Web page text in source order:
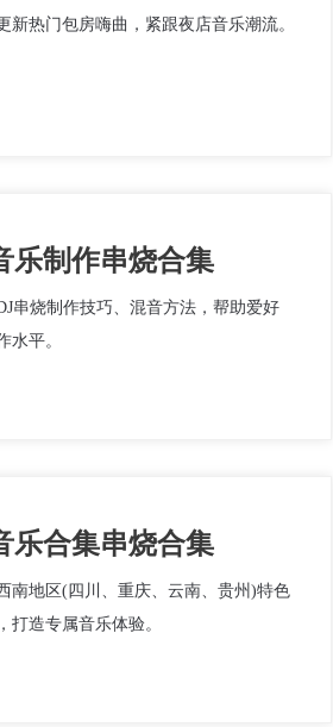
新热门包房嗨曲，紧跟夜店音乐潮流。
乐制作串烧合集
串烧制作技巧、混音方法，帮助爱好
水平。
乐合集串烧合集
南地区(四川、重庆、云南、贵州)特色
打造专属音乐体验。